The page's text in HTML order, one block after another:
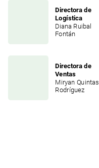
Directora de
Logística
Diana Ruibal
Fontán
Directora de
Ventas
Miryan Quintas
Rodríguez